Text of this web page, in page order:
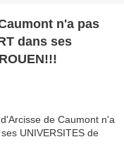
n'a pas
dans ses